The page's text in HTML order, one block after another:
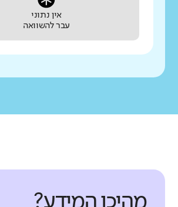
אין נתוני
עבר להשוואה
מהיכן המידע?